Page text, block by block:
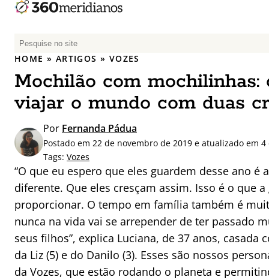
P
e
q
u
a
r
p
o
:
HOME » ARTIGOS » VOZES
Mochilão com mochilinhas:
viajar o mundo com duas
Por Fernanda Pádua
Postado em 22 de novembro de 2019 e atualizado em
Tags: Vozes
“O que eu espero que eles guardem desse ano é
diferente. Que eles cresçam assim. Isso é o que
proporcionar. O tempo em família também é
nunca na vida vai se arrepender de ter passado
seus filhos”, explica Luciana, de 37 anos, casada
da Liz (5) e do Danilo (3). Esses são nossos
da Vozes, que estão rodando o planeta e